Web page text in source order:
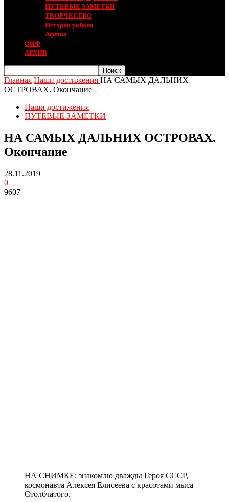
ПУТЕВЫЕ ЗАМЕТКИ
ТВОРЧЕСТВО
История района
Афиша
ОНФ
АРХИВ
Главная Наши достижения НА САМЫХ ДАЛЬНИХ
ОСТРОВАХ. Окончание
Наши достижения
ПУТЕВЫЕ ЗАМЕТКИ
НА САМЫХ ДАЛЬНИХ ОСТРОВАХ.
Окончание
28.11.2019
0
9607
НА СНИМКЕ: знакомлю дважды Героя СССР,
космонавта Алексея Елисеева с красотами мыса
Столбчатого.